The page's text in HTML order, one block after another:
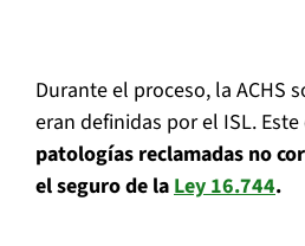
Durante el proceso, la ACHS
eran definidas por el ISL.
patologías reclamadas no
el seguro de laLey 16.744.